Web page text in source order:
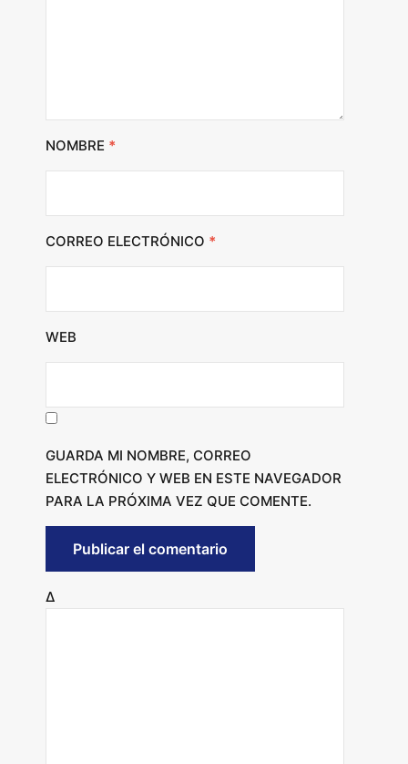
NOMBRE *
CORREO ELECTRÓNICO *
WEB
GUARDA MI NOMBRE, CORREO
ELECTRÓNICO Y WEB EN ESTE NAVEGADOR
PARA LA PRÓXIMA VEZ QUE COMENTE.
Δ